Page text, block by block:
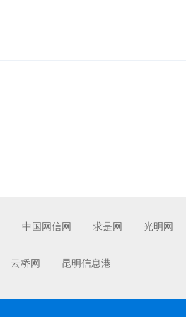
中国网信网 求是网 光明网
云桥网 昆明信息港